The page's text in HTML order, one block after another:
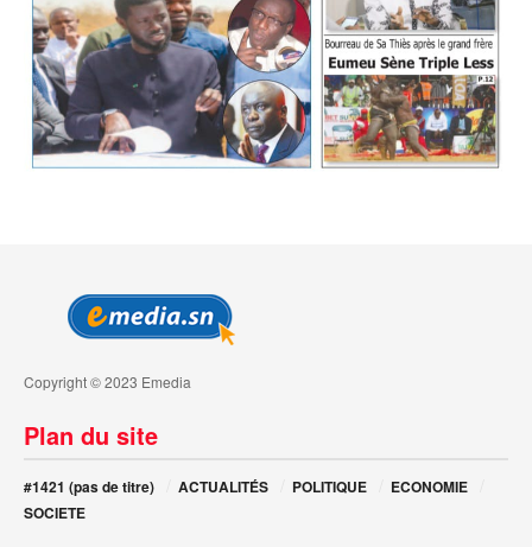
Copyright © 2023 Emedia
Plan du site
#1421 (pas de titre) ACTUALITÉS POLITIQUE
ECONOMIE
SOCIETE